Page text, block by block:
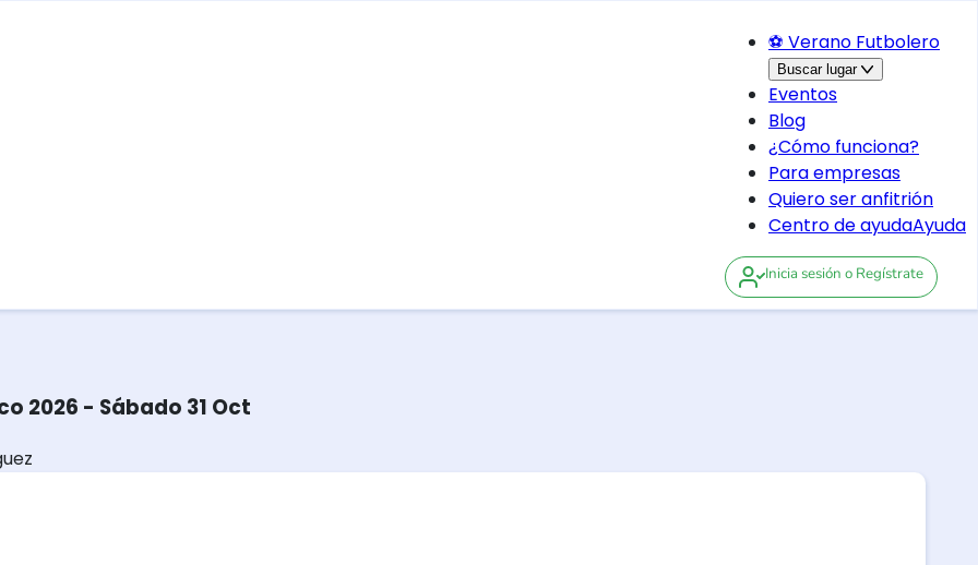
⚽ Verano Futbolero
Buscar lugar
Eventos
Blog
¿Cómo funciona?
Para empresas
Quiero ser anfitrión
Centro de ayudaAyuda
Inicia sesión o Regístrate
2026 - Sábado 31 Oct